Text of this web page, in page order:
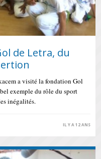
de Letra, du
a visité la fondation Gol
exemple du rôle du sport
inégalités.
IL Y A 12 ANS